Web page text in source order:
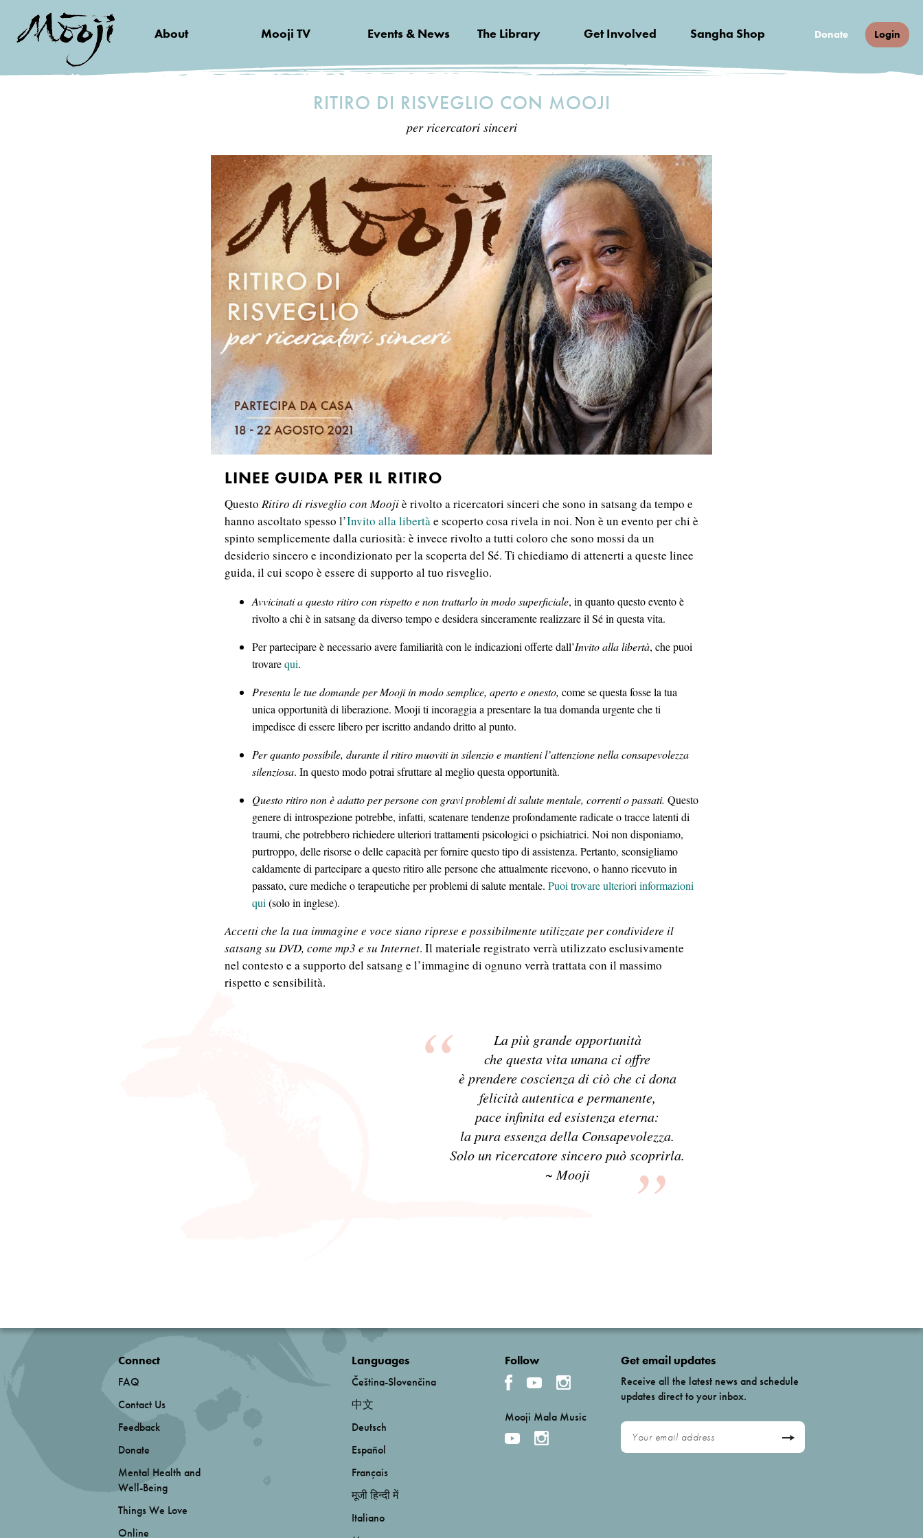
About Mooji TV Events & News The Library Get Involved Sangha Shop Donate Login
RITIRO DI RISVEGLIO CON MOOJI
per ricercatori sinceri
LINEE GUIDA PER IL RITIRO
Questo Ritiro di risveglio con Moojiè rivolto a ricercatori sinceri che sono in satsang da tempo e
hanno ascoltato spesso l’Invito alla libertàe scoperto cosa rivela in noi. Non è un evento per chi è
spinto semplicemente dalla curiosità: è invece rivolto a tutti coloro che sono mossi da un
desiderio sincero e incondizionato per la scoperta del Sé. Ti chiediamo di attenerti a queste linee
guida, il cui scopo è essere di supporto al tuo risveglio.
Avvicinati a questo ritiro con rispetto e non trattarlo in modo superficiale, in quanto questo evento è
rivolto a chi è in satsang da diverso tempo e desidera sinceramente realizzare il Sé in questa vita.
Per partecipare è necessario avere familiarità con le indicazioni offerte dall’Invito alla libertà, che puoi
trovarequi.
Presenta le tue domande per Mooji in modo semplice, aperto e onesto, come se questa fosse la tua
unica opportunità di liberazione. Mooji ti incoraggia a presentare la tua domanda urgente che ti
impedisce di essere libero per iscritto andando dritto al punto.
Per quanto possibile, durante il ritiro muoviti in silenzio e mantieni l’attenzione nella consapevolezza
silenziosa. In questo modo potrai sfruttare al meglio questa opportunità.
Questo ritiro non è adatto per persone con gravi problemi di salute mentale, correnti o passati. Questo
genere di introspezione potrebbe, infatti, scatenare tendenze profondamente radicate o tracce latenti di
traumi, che potrebbero richiedere ulteriori trattamenti psicologici o psichiatrici. Noi non disponiamo,
purtroppo, delle risorse o delle capacità per fornire questo tipo di assistenza. Pertanto, sconsigliamo
caldamente di partecipare a questo ritiro alle persone che attualmente ricevono, o hanno ricevuto in
passato, cure mediche o terapeutiche per problemi di salute mentale. Puoi trovare ulteriori informazioni
qui(solo in inglese).
Accetti che la tua immagine e voce siano riprese e possibilmente utilizzate per condividere il
satsang su DVD, come mp3 e su Internet. Il materiale registrato verrà utilizzato esclusivamente
nel contesto e a supporto del satsang e l’immagine di ognuno verrà trattata con il massimo
rispetto e sensibilità.
La più grande opportunità
che questa vita umana ci offre
è prendere coscienza di ciò che ci dona
felicità autentica e permanente,
pace infinita ed esistenza eterna:
la pura essenza della Consapevolezza.
Solo un ricercatore sincero può scoprirla.
~ Mooji
Connect
FAQ
Contact Us
Feedback
Donate
Mental Health and
Well-Being
Things We Love
Online
Languages
Čeština-Slovenčina
中文
Deutsch
Español
Français
मूजी हिन्दी में
Italiano
Follow
Mooji Mala Music
Get email updates
Receive all the latest news and schedule
updates direct to your inbox.